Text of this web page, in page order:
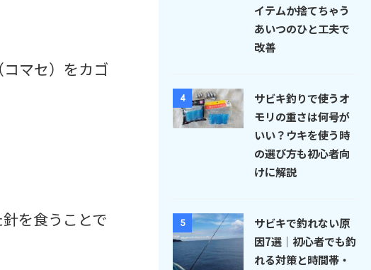
マセ）をカゴ
を食うことで
イテムか捨てちゃう
あいつのひと工夫で
改善
4
サビキ釣りで使うオ
モリの重さは何号が
いい？ウキを使う時
の選び方も初心者向
けに解説
5
サビキで釣れない原
因7選｜初心者でも釣
れる対策と時間帯・